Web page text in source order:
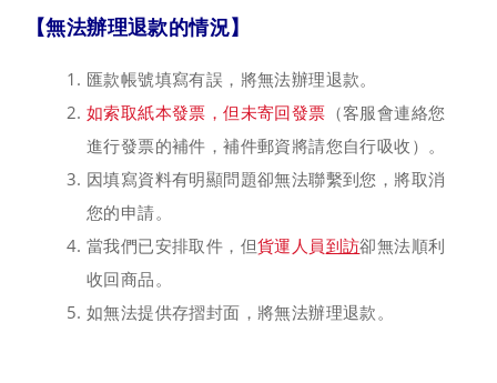
【無法辦理退款的情況】
匯款帳號填寫有誤，將無法辦理退款。
如索取紙本發票，但未寄回發票 （客服會連絡您
進行發票的補件，補件郵資將請您自行吸收）。
因填寫資料有明顯問題卻無法聯繫到您，將取消
您的申請。
當我們已安排取件，但貨運人員到訪卻無法順利
收回商品。
如無法提供存摺封面，將無法辦理退款。